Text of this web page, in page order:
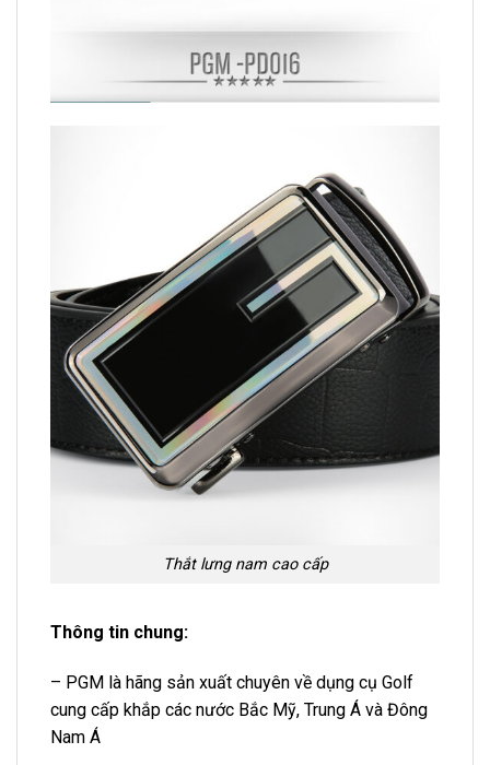
Thắt lưng nam cao cấp
Thông tin chung:
– PGM là hãng sản xuất chuyên về dụng cụ Golf
cung cấp khắp các nước Bắc Mỹ, Trung Á và Đông
Nam Á